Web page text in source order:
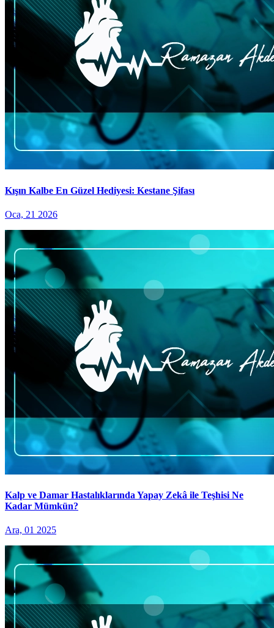
Kışın Kalbe En Güzel Hediyesi: Kestane Şifası
Oca, 21 2026
Kalp ve Damar Hastalıklarında Yapay Zekâ ile Teşhisi Ne
Kadar Mümkün?
Ara, 01 2025